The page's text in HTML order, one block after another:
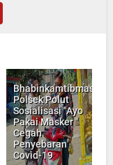
Bhabinkamtibmas
Polsek Polut
Sosialisasi "Ayo
Pakai Masker "
Cegah
Penyebaran
Covid-19